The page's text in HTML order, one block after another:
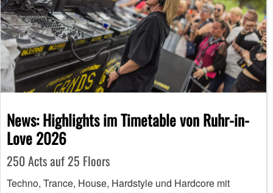
News: Highlights im Timetable von Ruhr-in-
Love 2026
250 Acts auf 25 Floors
Techno, Trance, House, Hardstyle und Hardcore mit